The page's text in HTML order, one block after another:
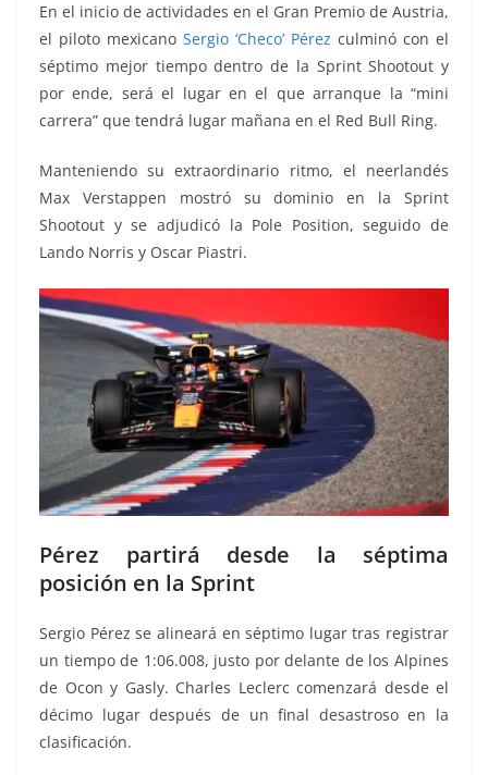
En el inicio de actividades en el Gran Premio de Austria,
el piloto mexicano Sergio ‘Checo’ Pérez culminó con el
séptimo mejor tiempo dentro de la Sprint Shootout y
por ende, será el lugar en el que arranque la “mini
carrera” que tendrá lugar mañana en el Red Bull Ring.
Manteniendo su extraordinario ritmo, el neerlandés
Max Verstappen mostró su dominio en la Sprint
Shootout y se adjudicó la Pole Position, seguido de
Lando Norris y Oscar Piastri.
Pérez partirá desde la séptima
posición en la Sprint
Sergio Pérez se alineará en séptimo lugar tras registrar
un tiempo de 1:06.008, justo por delante de los Alpines
de Ocon y Gasly. Charles Leclerc comenzará desde el
décimo lugar después de un final desastroso en la
clasificación.